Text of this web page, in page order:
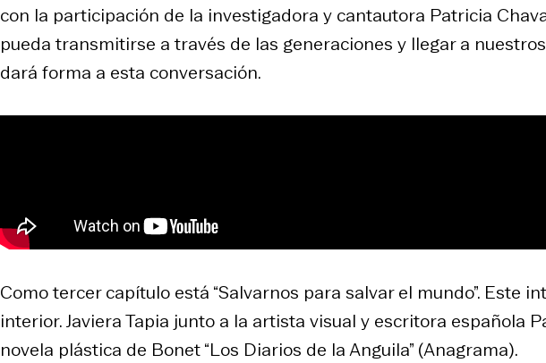
con la participación de la investigadora y cantautora Patricia
pueda transmitirse a través de las generaciones y llegar a
dará forma a esta conversación.
Como tercer capítulo está “Salvarnos para salvar el mundo”. Este
interior. Javiera Tapia junto a la artista visual y escritora española
novela plástica de Bonet “Los Diarios de la Anguila” (Anagrama).